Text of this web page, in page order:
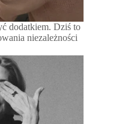
dodatkiem. Dziś to
niezależności